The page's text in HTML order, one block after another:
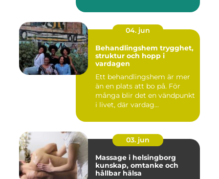
04. jun
Behandlingshem trygghet,
struktur och hopp i
vardagen
Ett behandlingshem är mer
än en plats att bo på. För
många blir det en vändpunkt
i livet, där vardag...
03. jun
Massage i helsingborg
kunskap, omtanke och
hållbar hälsa